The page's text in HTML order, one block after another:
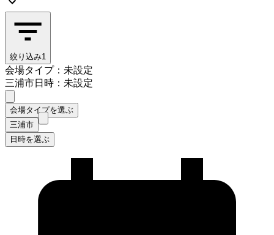
絞り込み1
会場タイプ：未設定
三浦市日時：未設定
会場タイプを選ぶ
三浦市
日時を選ぶ